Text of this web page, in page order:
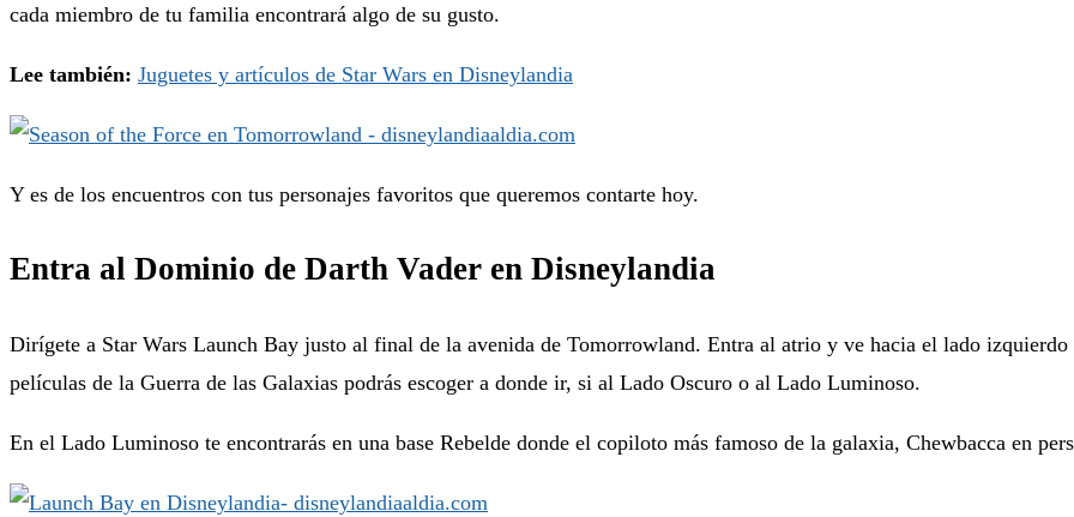
cada miembro de tu familia encontrará algo de su gusto.
Lee también: Juguetes y artículos de Star Wars en Disneylandia
Y es de los encuentros con tus personajes favoritos que queremos contarte hoy.
Entra al Dominio de Darth Vader en Disneylandia
Dirígete a Star Wars Launch Bay justo al final de la avenida de Tomorrowland. Entra al atrio y ve hacia el lado izquierdo
películas de la Guerra de las Galaxias podrás escoger a donde ir, si al Lado Oscuro o al Lado Luminoso.
En el Lado Luminoso te encontrarás en una base Rebelde donde el copiloto más famoso de la galaxia, Chewbacca en